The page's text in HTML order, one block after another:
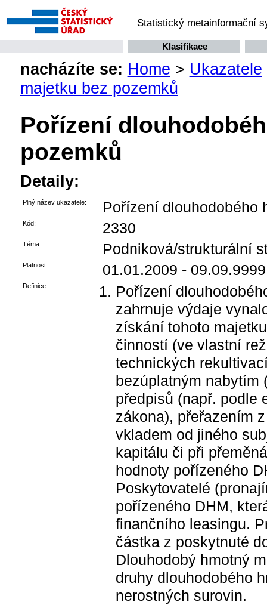
Statistický metainformační
Klasifikace
nacházíte se: Home > Ukazatele
majetku bez pozemků
Pořízení
pozemků
Detaily:
Plný název ukazatele: Pořízení dlouhodobého
Kód: 2330
Téma: Podniková/strukturální
Platnost: 01.01.2009 - 09.09.9999
Definice:
Pořízení
zahrnuje výdaje
získání tohoto
činností (ve vlastní
technických
bezúplatným nabytím
předpisů (např. podle
zákona), přeřazením
vkladem od jiného
kapitálu či při
hodnoty pořízeného
Poskytovatelé
pořízeného DHM,
finančního leasingu.
částka z poskytnuté
Dlouhodobý hmotný
druhy dlouhodobého
nerostných surovin.